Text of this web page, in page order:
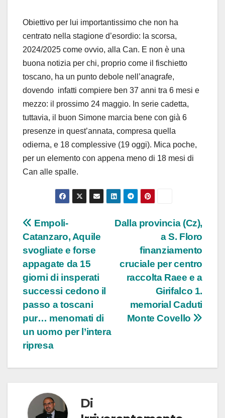
Obiettivo per lui importantissimo che non ha
centrato nella stagione d’esordio: la scorsa,
2024/2025 come ovvio, alla Can. E non è una
buona notizia per chi, proprio come il fischietto
toscano, ha un punto debole nell’anagrafe,
dovendo infatti compiere ben 37 anni tra 6 mesi e
mezzo: il prossimo 24 maggio. In serie cadetta,
tuttavia, il buon Simone marcia bene con già 6
presenze in quest’annata, compresa quella
odierna, e 18 complessive (19 oggi). Mica poche,
per un elemento con appena meno di 18 mesi di
Can alle spalle.
Navigazione
articoli
Dalla provincia (Cz),
a S. Floro
finanziamento
cruciale per centro
raccolta Raee e a
Girifalco 1.
memorial Caduti
Monte Covello
Empoli-
Catanzaro, Aquile
svogliate e forse
appagate da 15
giorni di insperati
successi cedono il
passo a toscani
pur… menomati di
un uomo per l’intera
ripresa
Di